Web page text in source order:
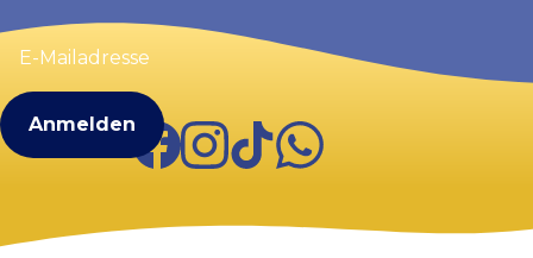
E-
Mailadresse
FacebookInstagram
TikTokWhatsApp